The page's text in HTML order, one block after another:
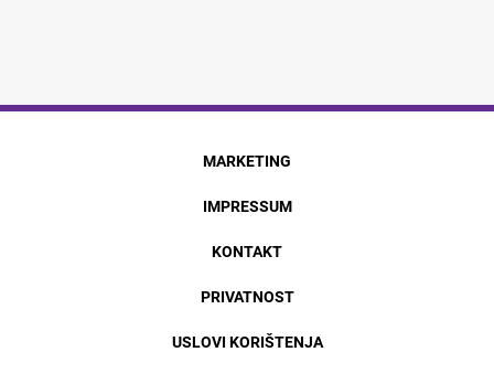
MARKETING
IMPRESSUM
KONTAKT
PRIVATNOST
USLOVI KORIŠTENJA